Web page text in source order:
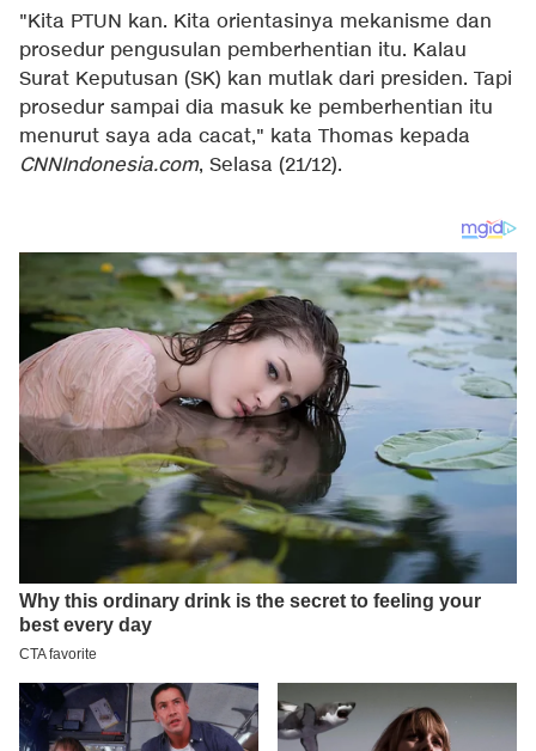
"Kita PTUN kan. Kita orientasinya mekanisme dan
prosedur pengusulan pemberhentian itu. Kalau
Surat Keputusan (SK) kan mutlak dari presiden. Tapi
prosedur sampai dia masuk ke pemberhentian itu
menurut saya ada cacat," kata Thomas kepada
CNNIndonesia.com, Selasa (21/12).